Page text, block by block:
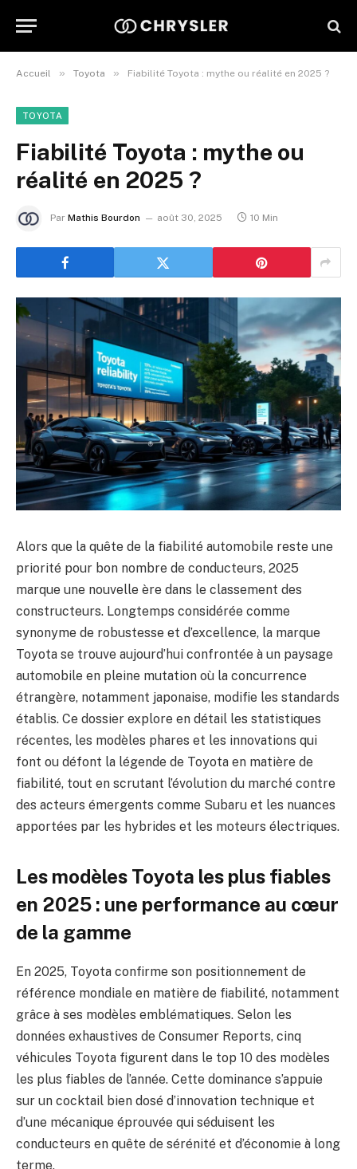
Accueil » Toyota » Fiabilité Toyota : mythe ou réalité en 2025 ?
TOYOTA
Fiabilité Toyota : mythe ou
réalité en 2025 ?
Par Mathis Bourdon août 30, 2025 10 Min
Alors que la quête de la fiabilité automobile reste une
priorité pour bon nombre de conducteurs, 2025
marque une nouvelle ère dans le classement des
constructeurs. Longtemps considérée comme
synonyme de robustesse et d’excellence, la marque
Toyota se trouve aujourd’hui confrontée à un paysage
automobile en pleine mutation où la concurrence
étrangère, notamment japonaise, modifie les standards
établis. Ce dossier explore en détail les statistiques
récentes, les modèles phares et les innovations qui
font ou défont la légende de Toyota en matière de
fiabilité, tout en scrutant l’évolution du marché contre
des acteurs émergents comme Subaru et les nuances
apportées par les hybrides et les moteurs électriques.
Les modèles Toyota les plus fiables
en 2025 : une performance au cœur
de la gamme
En 2025, Toyota confirme son positionnement de
référence mondiale en matière de fiabilité, notamment
grâce à ses modèles emblématiques. Selon les
données exhaustives de Consumer Reports, cinq
véhicules Toyota figurent dans le top 10 des modèles
les plus fiables de l’année. Cette dominance s’appuie
sur un cocktail bien dosé d’innovation technique et
d’une mécanique éprouvée qui séduisent les
conducteurs en quête de sérénité et d’économie à long
terme.